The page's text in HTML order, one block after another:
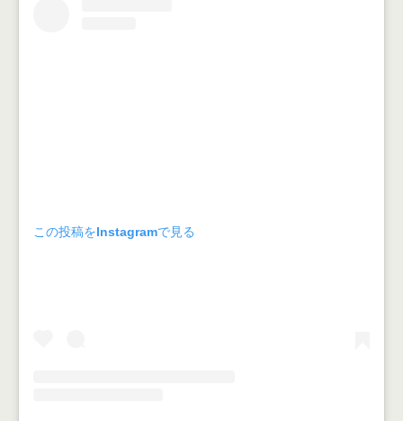
この投稿をInstagramで見る